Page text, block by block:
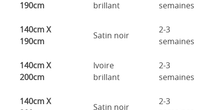
190cm brillant semaines
140cm X
190cm
Satin noir
2-3
semaines
140cm X
200cm
Ivoire
brillant
2-3
semaines
140cm X
Satin noir
2-3